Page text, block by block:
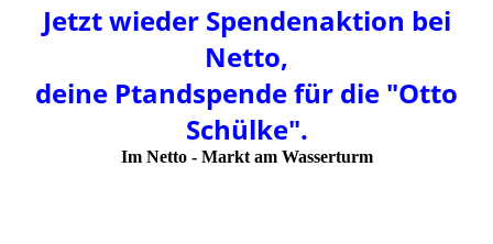
Jetzt wieder Spendenaktion bei
Netto,
deine Ptandspende für die "Otto
Schülke".
Im Netto - Markt am Wasserturm